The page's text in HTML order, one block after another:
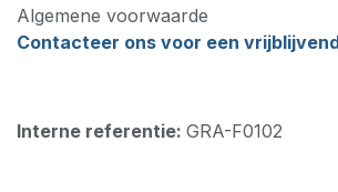
Algemene voorwaarde
Contacteer ons voor een
Interne referentie: GRA-F0102